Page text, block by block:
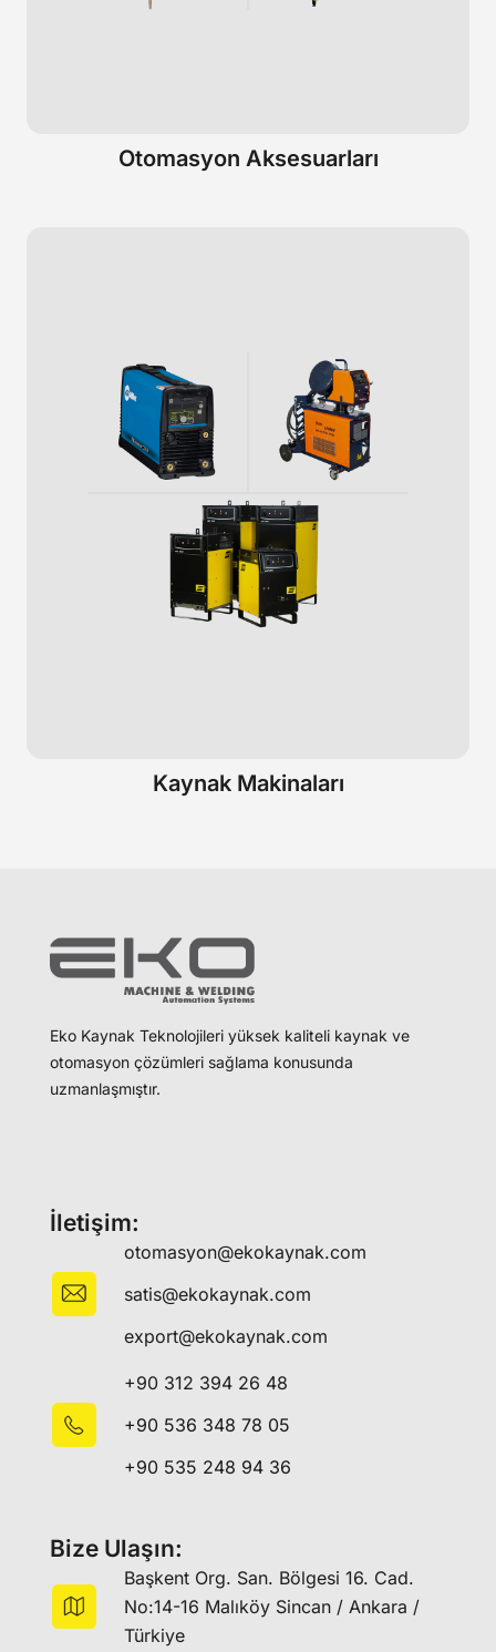
Otomasyon Aksesuarları
Kaynak Makinaları
Eko Kaynak Teknolojileri yüksek kaliteli kaynak ve
otomasyon çözümleri sağlama konusunda
uzmanlaşmıştır.
İletişim:
otomasyon@ekokaynak.com
satis@ekokaynak.com
export@ekokaynak.com
+90 312 394 26 48
+90 536 348 78 05
+90 535 248 94 36
Bize Ulaşın:
Başkent Org. San. Bölgesi 16. Cad.
No:14-16 Malıköy Sincan / Ankara /
Türkiye